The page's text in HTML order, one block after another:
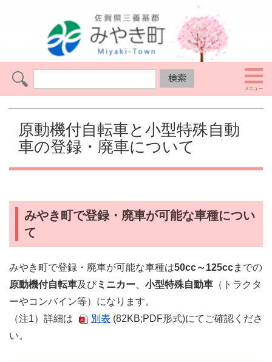
原動機付自転車と小型特殊自動
車の登録・廃車について
みやき町で登録・廃車が可能な車種につい
て
みやき町で登録・廃車が可能な車種は50cc～125ccまでの
原動機付自転車及びミニカー 小型特殊自動車 （トラクタ
ーやコンバイン等）になります。
（注1）詳細は
別表 (82KB;PDF形式)にてご確認くださ
い。